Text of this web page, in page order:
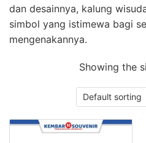
dan desainnya, kalung
simbol yang istimewa bagi
mengenakannya.
Showing the